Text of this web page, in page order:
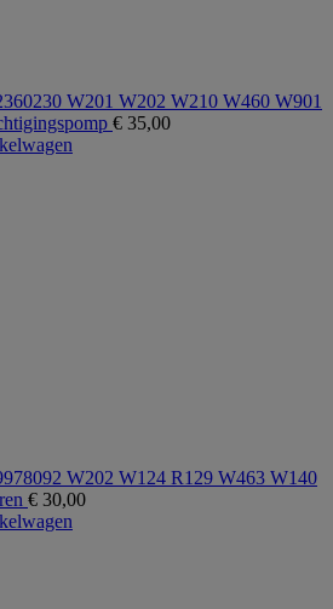
W201 W202 W210 W460 W901
€ 35,00
W202 W124 R129 W463 W140
€ 30,00